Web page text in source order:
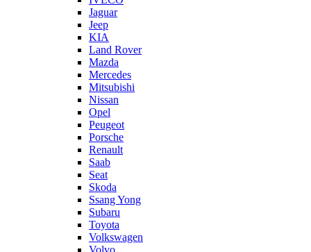
Jaguar
Jeep
KIA
Land Rover
Mazda
Mercedes
Mitsubishi
Nissan
Opel
Peugeot
Porsche
Renault
Saab
Seat
Skoda
Ssang Yong
Subaru
Toyota
Volkswagen
Volvo